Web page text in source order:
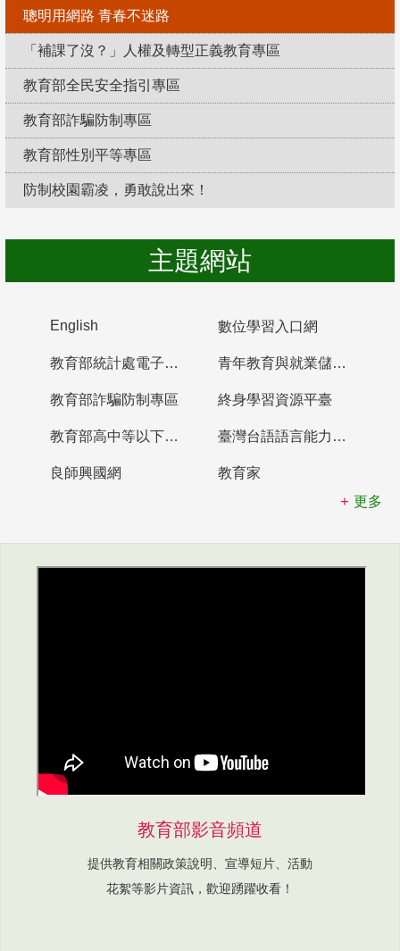
聰明用網路 青春不迷路
「補課了沒？」人權及轉型正義教育專區
教育部全民安全指引專區
教育部詐騙防制專區
教育部性別平等專區
防制校園霸凌，勇敢說出來！
主題網站
English 數位學習入口網
教育部統計處電子書櫃 青年教育與就業儲蓄帳戶
教育部詐騙防制專區 終身學習資源平臺
教育部高中等以下學校及幼兒園教師資格檢定考試 臺灣台語語言能力認證網站
良師興國網
教育家
更多
教育部影音頻道
提供教育相關政策說明、宣導短片、活動
花絮等影片資訊，歡迎踴躍收看！